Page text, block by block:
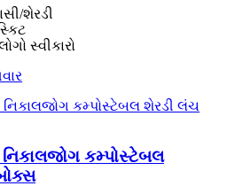
શેરડી
સ્વીકારો
કમ્પોસ્ટેબલ